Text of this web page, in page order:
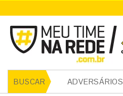
BUSCAR ADVERSÁRIOS